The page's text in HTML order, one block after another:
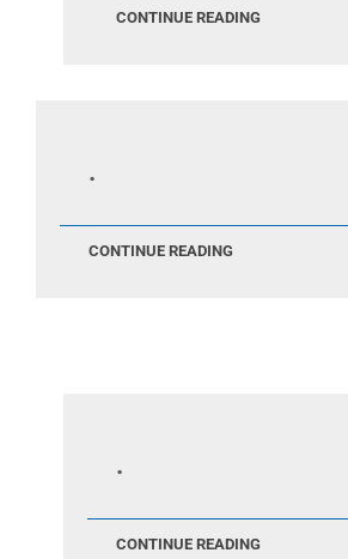
CONTINUE READING
.
CONTINUE READING
.
CONTINUE READING